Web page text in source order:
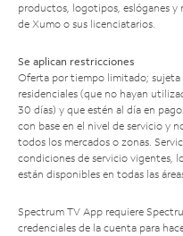
productos, logotipos, eslóganes y
de Xumo o sus licenciatarios.
Se aplican restricciones
Oferta por tiempo limitado; sujeta
residenciales (que no hayan
30 días) y que estén al día en
con base en el nivel de servicio y
todos los mercados o zonas.
condiciones de servicio vigentes,
están disponibles en todas las
Spectrum TV App requiere
credenciales de la cuenta para